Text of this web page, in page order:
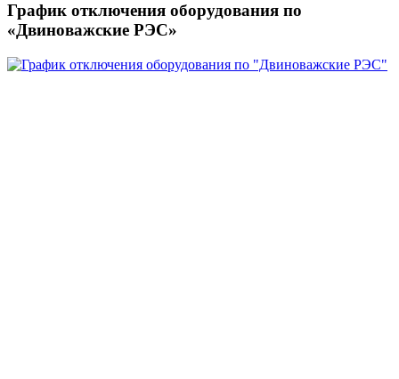
График отключения оборудования по
«Двиноважские РЭС»